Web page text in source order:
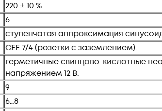
220 ± 10 %
6
ступенчатая аппроксимация
CEE 7/4 (розетки с заземлением).
герметичные свинцово-кислотные
напряжением 12 В.
9
6…8